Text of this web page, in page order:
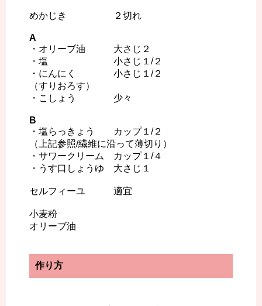
めかじき ２切れ
A
・オリーブ油 大さじ２
・塩 小さじ１/２
・にんにく 小さじ１/２
（すりおろす）
・こしょう 少々
B
・塩らっきょう カップ１/２
（上記参照/繊維に沿って薄切り）
・サワークリーム カップ１/４
・うす口しょうゆ 大さじ１
セルフィーユ 適宜
小麦粉
オリーブ油
作り方